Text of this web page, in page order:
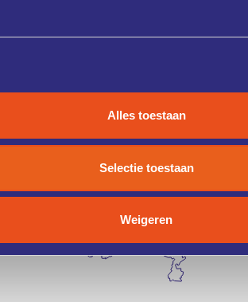
Alles toestaan
Selectie toestaan
Weigeren